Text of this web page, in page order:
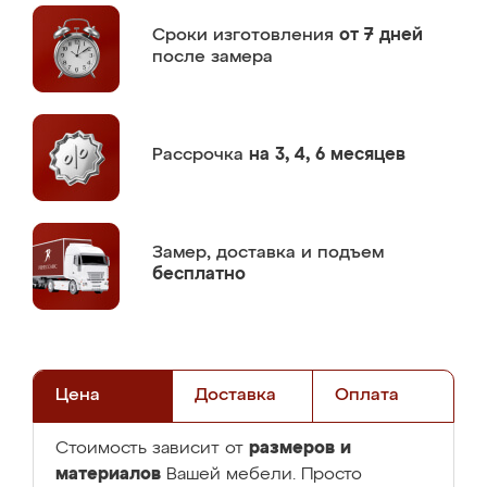
Сроки изготовления от 7 дней
после замера
Рассрочка на 3, 4, 6 месяцев
Замер, доставка и подъем
бесплатно
Цена Доставка Оплата
Стоимость зависит от размеров и
материалов Вашей мебели. Просто